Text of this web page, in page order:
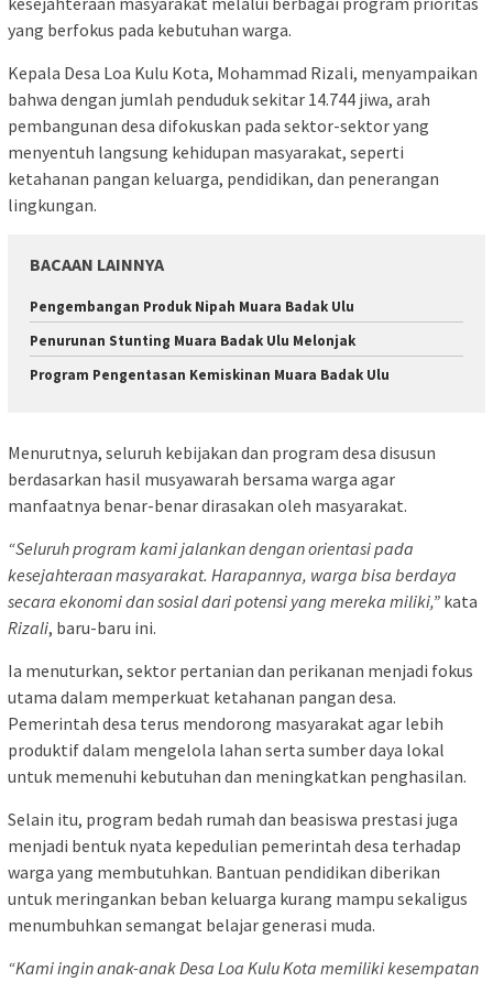
yang berfokus pada kebutuhan warga.
Kepala Desa Loa Kulu Kota, Mohammad Rizali, menyampaikan
bahwa dengan jumlah penduduk sekitar 14.744 jiwa, arah
pembangunan desa difokuskan pada sektor-sektor yang
menyentuh langsung kehidupan masyarakat, seperti
ketahanan pangan keluarga, pendidikan, dan penerangan
lingkungan.
BACAAN LAINNYA
Pengembangan Produk Nipah Muara Badak Ulu
Penurunan Stunting Muara Badak Ulu Melonjak
Program Pengentasan Kemiskinan Muara Badak Ulu
Menurutnya, seluruh kebijakan dan program desa disusun
berdasarkan hasil musyawarah bersama warga agar
manfaatnya benar-benar dirasakan oleh masyarakat.
“Seluruh program kami jalankan dengan orientasi pada
kesejahteraan masyarakat. Harapannya, warga bisa berdaya
secara ekonomi dan sosial dari potensi yang mereka miliki,” kata
Rizali, baru-baru ini.
Ia menuturkan, sektor pertanian dan perikanan menjadi fokus
utama dalam memperkuat ketahanan pangan desa.
Pemerintah desa terus mendorong masyarakat agar lebih
produktif dalam mengelola lahan serta sumber daya lokal
untuk memenuhi kebutuhan dan meningkatkan penghasilan.
Selain itu, program bedah rumah dan beasiswa prestasi juga
menjadi bentuk nyata kepedulian pemerintah desa terhadap
warga yang membutuhkan. Bantuan pendidikan diberikan
untuk meringankan beban keluarga kurang mampu sekaligus
menumbuhkan semangat belajar generasi muda.
“Kami ingin anak-anak Desa Loa Kulu Kota memiliki kesempatan